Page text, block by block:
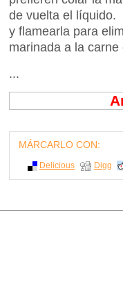
de vuelta el líquido.
y flamearla para
marinada a la carne
...
MÁRCARLO CON:
Delicious Digg